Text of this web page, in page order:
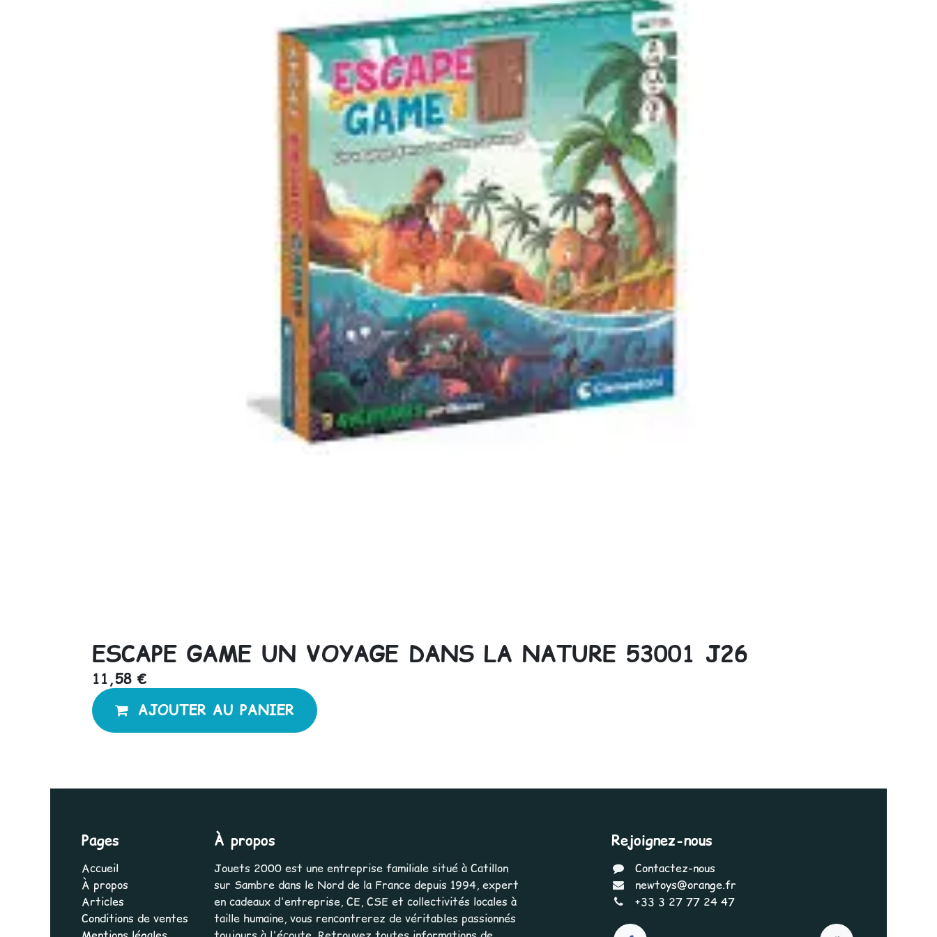
ESCAPE GAME UN VOYAGE DANS LA NATURE 53001 J26
11,58 €
AJOUTER AU PANIER
Pages
Accueil
À propos
Articles
Conditions de ventes
À propos
Jouets 2000 est une entreprise familiale situé à Catillon
sur Sambre dans le Nord de la France depuis 1994, expert
en cadeaux d'entreprise, CE, CSE et collectivités locales à
taille humaine, vous rencontrerez de véritables passionnés
Rejoignez-nous
Contactez-nous
newtoys@orange.fr
+33 3 27 77 24 47